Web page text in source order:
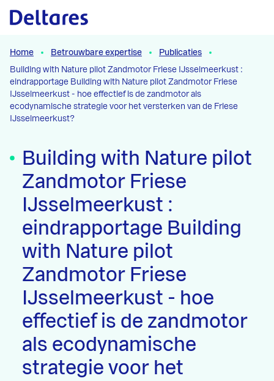
Naar hoofdcontent
Home Betrouwbare expertise
Publicaties
Building with Nature pilot Zandmotor Friese IJsselmeerkust :
eindrapportage Building with Nature pilot Zandmotor Friese
IJsselmeerkust - hoe effectief is de zandmotor als
ecodynamische strategie voor het versterken van de Friese
IJsselmeerkust?
Building with Nature pilot
Zandmotor Friese
IJsselmeerkust :
eindrapportage Building
with Nature pilot
Zandmotor Friese
IJsselmeerkust - hoe
effectief is de zandmotor
als ecodynamische
strategie voor het